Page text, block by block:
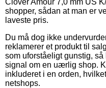
shopper, sådan at man er
laveste pris.
Du må dog ikke
reklamerer et produkt til
som uforståeligt gunstig,
signal om en uærlig shop.
inkluderet i en orden,
netshops.